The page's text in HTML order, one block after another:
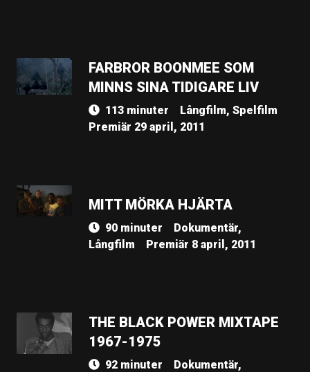
FARBROR BOONMEE SOM
MINNS SINA TIDIGARE LIV
113 minuter
Långfilm, Spelfilm
Premiär 29 april, 2011
MITT MÖRKA HJÄRTA
90 minuter
Dokumentär,
Långfilm
Premiär 8 april, 2011
THE BLACK POWER MIXTAPE
1967-1975
92 minuter
Dokumentär,